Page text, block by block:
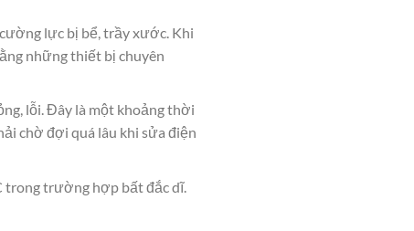
lực bị bể, trầy xước. Khi
những thiết bị chuyên
lỗi. Đây là một khoảng thời
chờ đợi quá lâu khi sửa điện
trong trường hợp bất đắc dĩ.